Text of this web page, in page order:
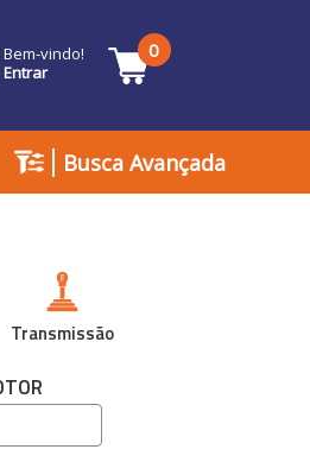
Bem-vindo!
Entrar
0
| Busca Avançada
Transmissão